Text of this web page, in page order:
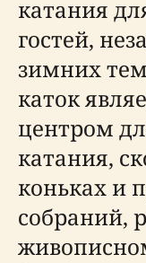
катания
гостей,
зимних
каток
центром
катания,
коньках и
собраний,